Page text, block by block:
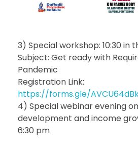
3) Special workshop: 10:30 in
Subject: Get ready with
Pandemic
Registration Link:
https://forms.gle/
4) Special webinar evening
development and income
6:30 pm